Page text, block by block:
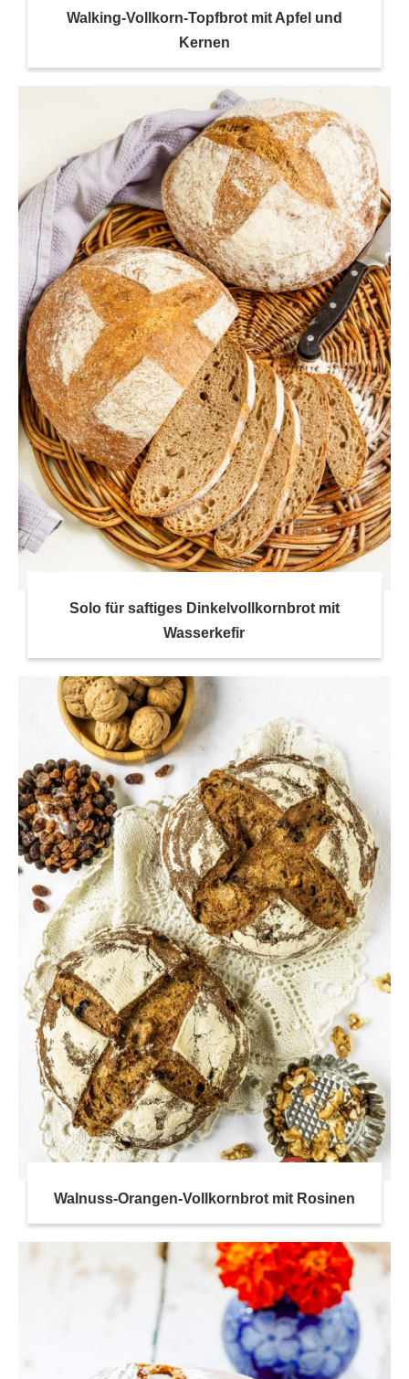
Walking-Vollkorn-Topfbrot mit Apfel und
Kernen
Solo für saftiges Dinkelvollkornbrot mit
Wasserkefir
Walnuss-Orangen-Vollkornbrot mit Rosinen